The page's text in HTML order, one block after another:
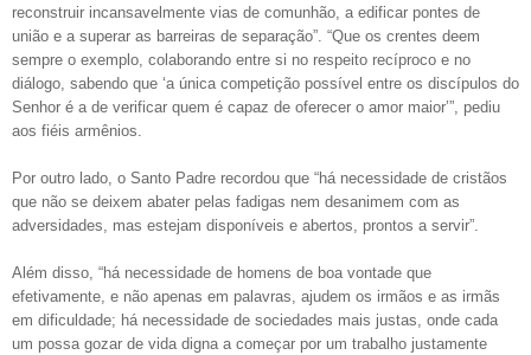
reconstruir incansavelmente vias de comunhão, a edificar pontes de
união e a superar as barreiras de separação”. “Que os crentes deem
sempre o exemplo, colaborando entre si no respeito recíproco e no
diálogo, sabendo que ‘a única competição possível entre os discípulos do
Senhor é a de verificar quem é capaz de oferecer o amor maior’”, pediu
aos fiéis armênios.
Por outro lado, o Santo Padre recordou que “há necessidade de cristãos
que não se deixem abater pelas fadigas nem desanimem com as
adversidades, mas estejam disponíveis e abertos, prontos a servir”.
Além disso, “há necessidade de homens de boa vontade que
efetivamente, e não apenas em palavras, ajudem os irmãos e as irmãs
em dificuldade; há necessidade de sociedades mais justas, onde cada
um possa gozar de vida digna a começar por um trabalho justamente